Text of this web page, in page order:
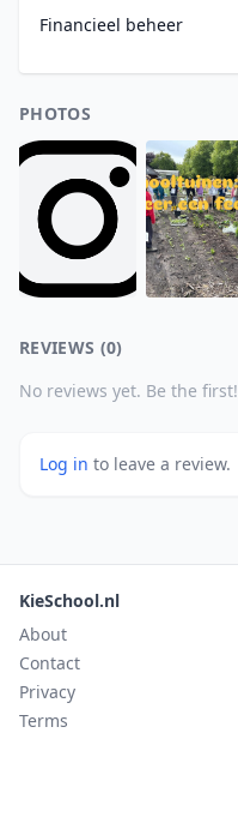
Financieel beheer
PHOTOS
REVIEWS (0)
No reviews yet. Be the first!
Log in to leave a review.
KieSchool.nl
About
Contact
Privacy
Terms